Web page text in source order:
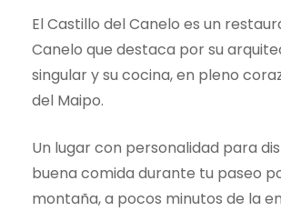
El Castillo del Canelo es un
Canelo que destaca por su
singular y su cocina, en pleno
del Maipo.
Un lugar con personalidad para
buena comida durante tu paseo
montaña, a pocos minutos de la